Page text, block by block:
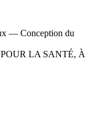
— Conception du
LA SANTÉ, À